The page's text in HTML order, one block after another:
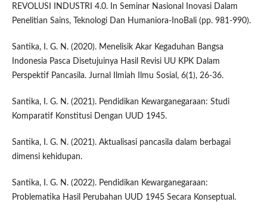
REVOLUSI INDUSTRI 4.0. In Seminar Nasional Inovasi Dalam
Penelitian Sains, Teknologi Dan Humaniora-InoBali (pp. 981-990).
Santika, I. G. N. (2020). Menelisik Akar Kegaduhan Bangsa
Indonesia Pasca Disetujuinya Hasil Revisi UU KPK Dalam
Perspektif Pancasila. Jurnal Ilmiah Ilmu Sosial, 6(1), 26-36.
Santika, I. G. N. (2021). Pendidikan Kewarganegaraan: Studi
Komparatif Konstitusi Dengan UUD 1945.
Santika, I. G. N. (2021). Aktualisasi pancasila dalam berbagai
dimensi kehidupan.
Santika, I. G. N. (2022). Pendidikan Kewarganegaraan:
Problematika Hasil Perubahan UUD 1945 Secara Konseptual.